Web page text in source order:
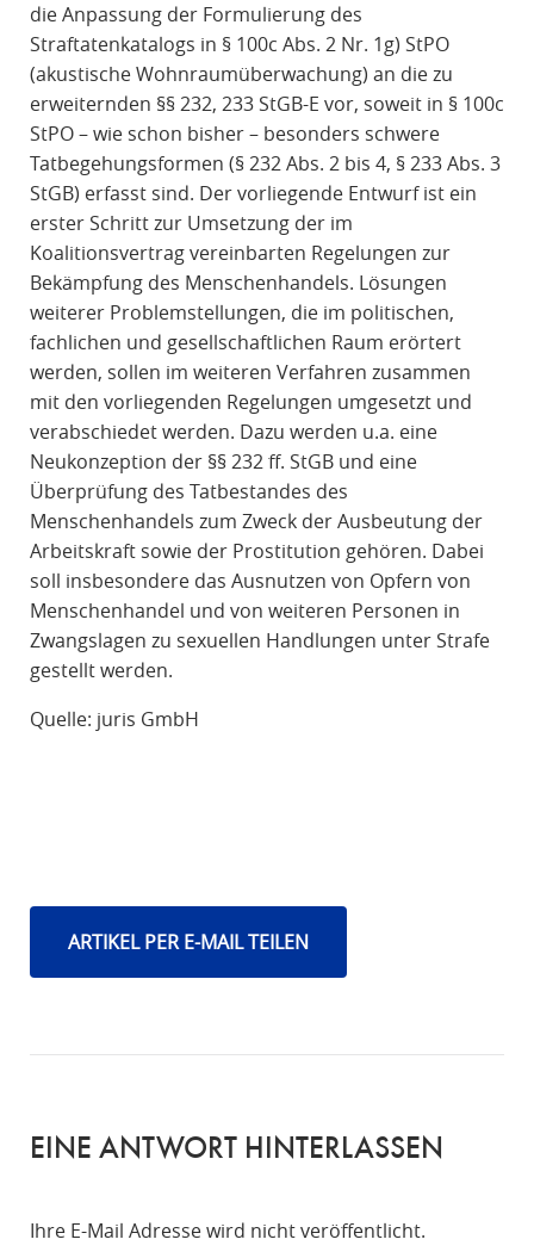
die Anpassung der Formulierung des
Straftatenkatalogs in § 100c Abs. 2 Nr. 1g) StPO
(akustische Wohnraumüberwachung) an die zu
erweiternden §§ 232, 233 StGB-E vor, soweit in § 100c
StPO – wie schon bisher – besonders schwere
Tatbegehungsformen (§ 232 Abs. 2 bis 4, § 233 Abs. 3
StGB) erfasst sind. Der vorliegende Entwurf ist ein
erster Schritt zur Umsetzung der im
Koalitionsvertrag vereinbarten Regelungen zur
Bekämpfung des Menschenhandels. Lösungen
weiterer Problemstellungen, die im politischen,
fachlichen und gesellschaftlichen Raum erörtert
werden, sollen im weiteren Verfahren zusammen
mit den vorliegenden Regelungen umgesetzt und
verabschiedet werden. Dazu werden u.a. eine
Neukonzeption der §§ 232 ff. StGB und eine
Überprüfung des Tatbestandes des
Menschenhandels zum Zweck der Ausbeutung der
Arbeitskraft sowie der Prostitution gehören. Dabei
soll insbesondere das Ausnutzen von Opfern von
Menschenhandel und von weiteren Personen in
Zwangslagen zu sexuellen Handlungen unter Strafe
gestellt werden.
Quelle: juris GmbH
ARTIKEL PER E-MAIL TEILEN
EINE ANTWORT HINTERLASSEN
Ihre E-Mail Adresse wird nicht veröffentlicht.